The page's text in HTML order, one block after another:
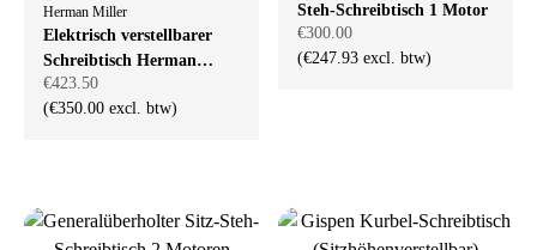
Herman Miller
Elektrisch verstellbarer
Schreibtisch Herman
Miller Alu
€423.50
(€350.00 excl. btw)
Steh-Schreibtisch 1 Motor
€300.00
(€247.93 excl. btw)